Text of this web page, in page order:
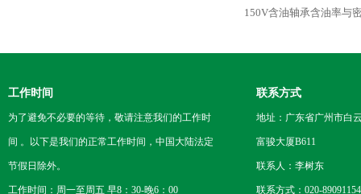
150V含油轴承含油率与
工作时间
为了避免不必要的等待，敬请注意我们的工作时
间 。以下是我们的正常工作时间，中国大陆法定
节假日除外。
工作时间：周一至周五 早8：30-晚6：00
联系方式
地址：广东省广州市白
富骏大厦B611
联系人：李树东
联系方式：020-89091154